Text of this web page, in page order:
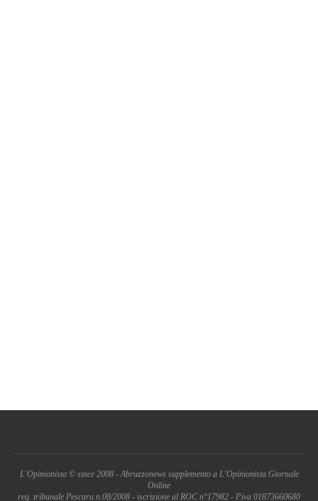
L'Opinionista © since 2008 - Abruzzonews supplemento a L'Opinionista Giornale
Online
reg. tribunale Pescara n.08/2008 - iscrizione al ROC n°17982 - P.iva 01873660680